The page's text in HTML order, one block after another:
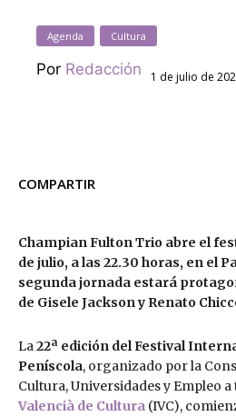
Agenda Cultura
Por Redacción 1 de julio de
COMPARTIR
Champian Fulton Trio abre el
de julio, a las 22.30 horas, en el
segunda jornada estará
de Gisele Jackson y Renato
La22ª edición del Festival
Peníscola, organizado por la
Cultura, Universidades y Empleo a
Valencià de Cultura (IVC),